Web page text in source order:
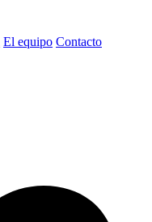
El equipo Contacto